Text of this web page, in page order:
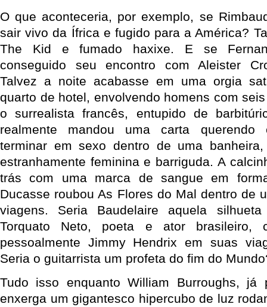
O que aconteceria, por exemplo, se
sair vivo da Ífrica e fugido para a América?
The Kid e fumado haxixe. E se
conseguido seu encontro com Aleister
Talvez a noite acabasse em uma orgia
quarto de hotel, envolvendo homens com
o surrealista francês, entupido de
realmente mandou uma carta querendo
terminar em sexo dentro de uma
estranhamente feminina e barriguda. A
trás com uma marca de sangue em
Ducasse roubou As Flores do Mal dentro de
viagens. Seria Baudelaire aquela
Torquato Neto, poeta e ator brasileiro,
pessoalmente Jimmy Hendrix em suas
Seria o guitarrista um profeta do fim do
Tudo isso enquanto William Burroughs, já
enxerga um gigantesco hipercubo de luz